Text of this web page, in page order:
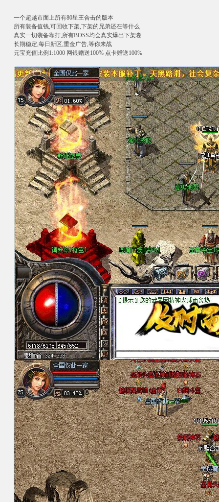
一个超越市面上所有80星王合击的版本
所有装备值钱,可回收下架,下架的兄弟还在等什么
真实一切装备靠打,所有BOSS均会真实爆出下架卷
长期稳定,每日新区,重金广告,等你来战
元宝充值比例1:1000 网银赠送100% 点卡赠送100%